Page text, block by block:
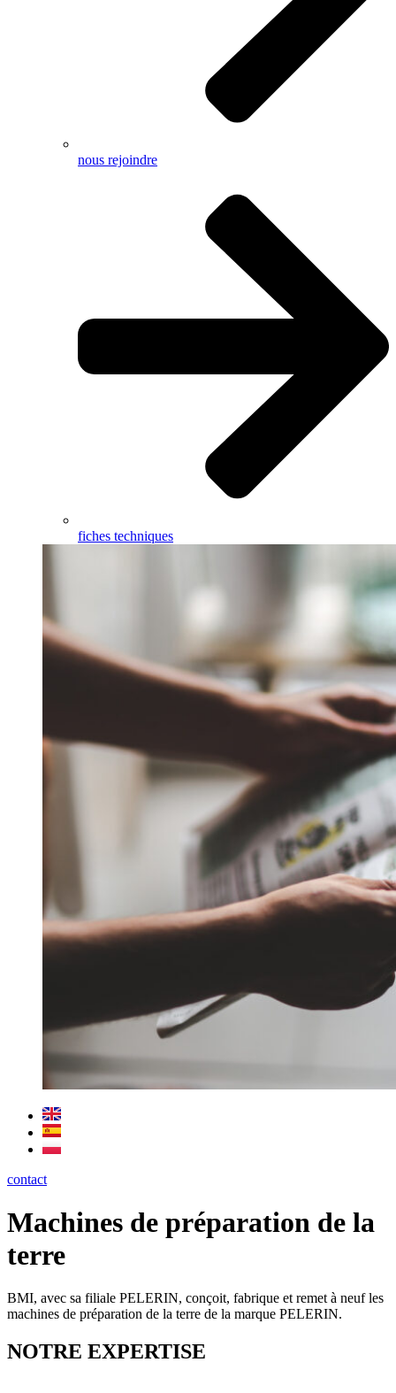
nous rejoindre
fiches techniques
contact
Machines de préparation de la
terre
BMI, avec sa filiale PELERIN, conçoit, fabrique et remet à neuf les
machines de préparation de la terre de la marque PELERIN.
NOTRE EXPERTISE